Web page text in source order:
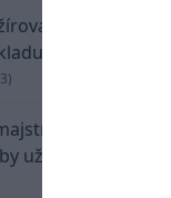
obrat Interu
strelil dva góly
láka! Slovan
už viac ako 13-